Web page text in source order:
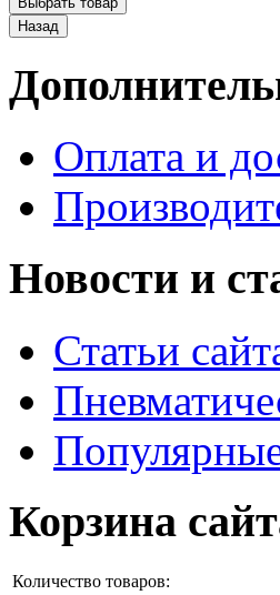
Оплата и
Новости и
Статьи
Корзина
Количество товаров: